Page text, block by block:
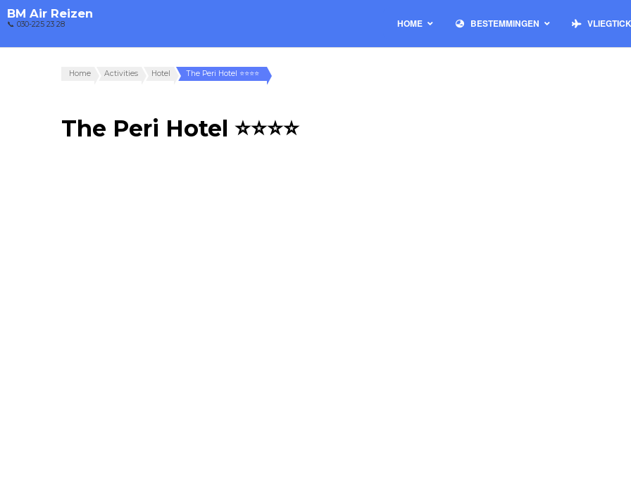
BM Air Reizen
📞 030-225 23 28 HOME BESTEMMINGEN
Home Activities Hotel The Peri Hotel ⭐⭐⭐⭐
The Peri Hotel ⭐⭐⭐⭐